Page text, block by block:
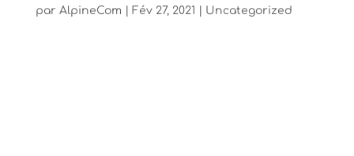
par AlpineCom Fév 27, 2021 Uncategorized